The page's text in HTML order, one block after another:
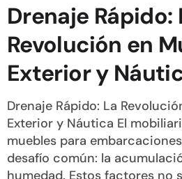
Drenaje Rápido:
Revolución en
Exterior y
Drenaje Rápido: La
Exterior y Náutica El
muebles para
desafío común: la
humedad. Estos factores no